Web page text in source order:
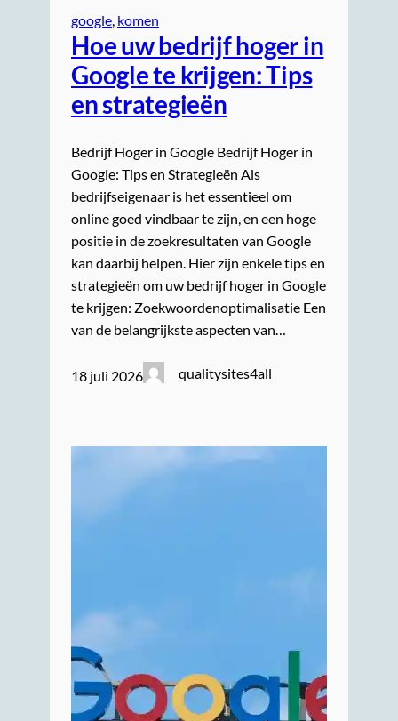
google, komen
Hoe uw bedrijf hoger in
Google te krijgen: Tips
en strategieën
Bedrijf Hoger in Google Bedrijf Hoger in
Google: Tips en Strategieën Als
bedrijfseigenaar is het essentieel om
online goed vindbaar te zijn, en een hoge
positie in de zoekresultaten van Google
kan daarbij helpen. Hier zijn enkele tips en
strategieën om uw bedrijf hoger in Google
te krijgen: Zoekwoordenoptimalisatie Een
van de belangrijkste aspecten van…
18 juli 2026 qualitysites4all